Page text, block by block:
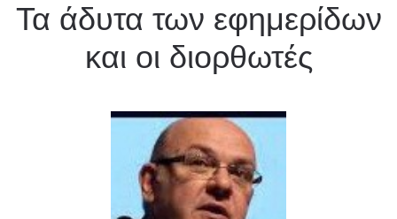
Τα άδυτα των εφημερίδων
και οι διορθωτές